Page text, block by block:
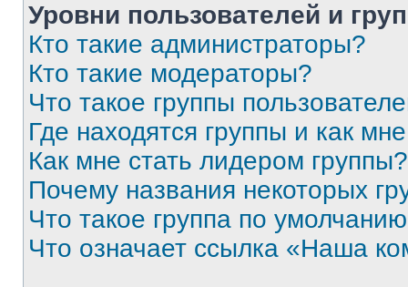
Уровни пользователей и
Кто такие администраторы?
Кто такие модераторы?
Что такое группы
Где находятся группы и как
Как мне стать лидером группы?
Почему названия некоторых
Что такое группа по
Что означает ссылка «Наша